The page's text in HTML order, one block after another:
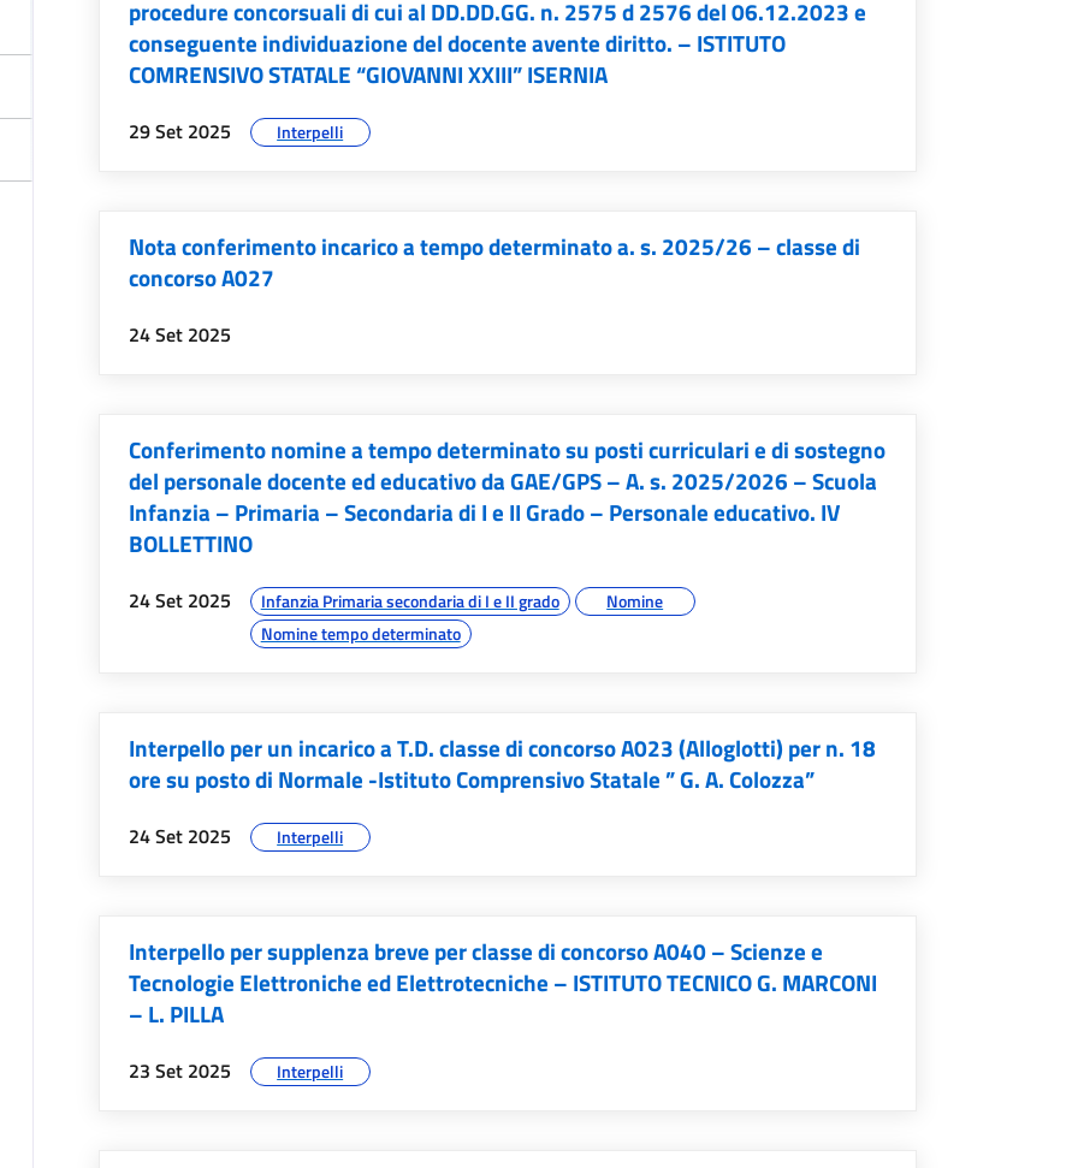
procedure concorsuali di cui al DD.DD.GG. n. 2575 d 2576 del 06.12.2023 e
conseguente individuazione del docente avente diritto. – ISTITUTO
COMRENSIVO STATALE “GIOVANNI XXIII” ISERNIA
data:
29 Set 2025 argomenti:
Interpelli
Nota conferimento incarico a tempo determinato a. s. 2025/26 – classe di
concorso A027
data:
24 Set 2025
Conferimento nomine a tempo determinato su posti curriculari e di sostegno
del personale docente ed educativo da GAE/GPS – A. s. 2025/2026 – Scuola
Infanzia – Primaria – Secondaria di I e II Grado – Personale educativo. IV
BOLLETTINO
data:
24 Set 2025 argomenti:
Infanzia Primaria secondaria di I e II grado
Nomine
Nomine tempo determinato
Interpello per un incarico a T.D. classe di concorso A023 (Alloglotti) per n. 18
ore su posto di Normale -Istituto Comprensivo Statale ” G. A. Colozza”
data:
24 Set 2025 argomenti:
Interpelli
Interpello per supplenza breve per classe di concorso A040 – Scienze e
Tecnologie Elettroniche ed Elettrotecniche – ISTITUTO TECNICO G. MARCONI
– L. PILLA
data:
23 Set 2025 argomenti:
Interpelli